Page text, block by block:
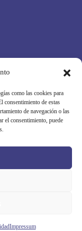
como las cookies para
consentimiento de estas
de navegación o las
el consentimiento, puede
Impressum
253/26